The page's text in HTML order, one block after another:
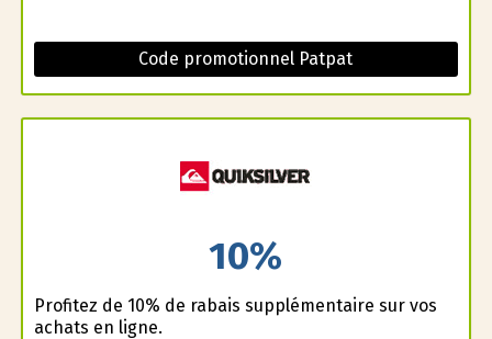
Code promotionnel Patpat
10%
Profitez de 10% de rabais supplémentaire sur vos
achats en ligne.